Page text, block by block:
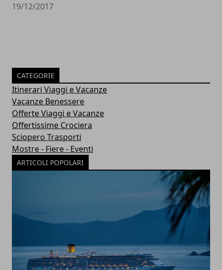
19/12/2017
CATEGORIE
Itinerari Viaggi e Vacanze
Vacanze Benessere
Offerte Viaggi e Vacanze
Offertissime Crociera
Sciopero Trasporti
Mostre - Fiere - Eventi
ARTICOLI POPOLARI